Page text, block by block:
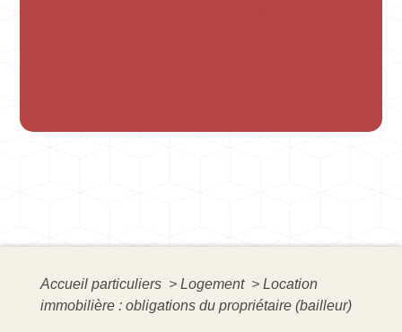
Accueil particuliers > Logement > Location
immobilière : obligations du propriétaire (bailleur)